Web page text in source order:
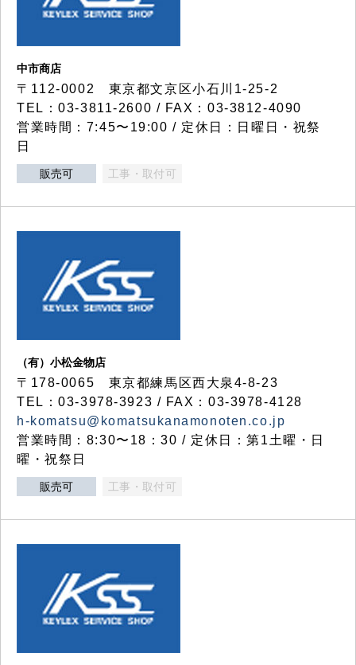
中市商店
〒112-0002 東京都文京区小石川1-25-2
TEL：03-3811-2600 / FAX：03-3812-4090
営業時間：7:45〜19:00 / 定休日：日曜日・祝祭
日
販売可 工事・取付可
（有）小松金物店
〒178-0065 東京都練馬区西大泉4-8-23
TEL：03-3978-3923 / FAX：03-3978-4128
h-komatsu@komatsukanamonoten.co.jp
営業時間：8:30〜18：30 / 定休日：第1土曜・日
曜・祝祭日
販売可 工事・取付可